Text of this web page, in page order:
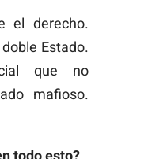
el derecho.
Estado.
que no
mafioso.
todo esto?